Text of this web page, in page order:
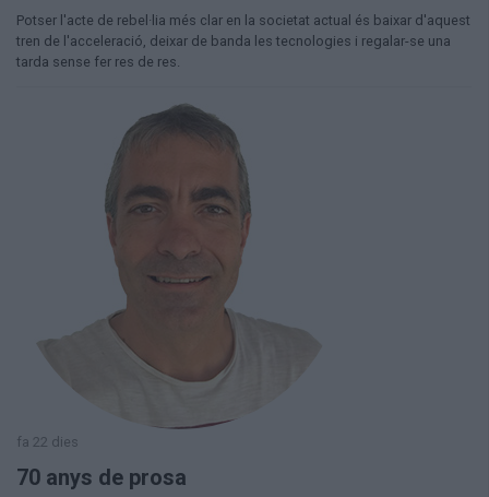
Potser l'acte de rebel·lia més clar en la societat actual és baixar d'aquest
tren de l'acceleració, deixar de banda les tecnologies i regalar-se una
tarda sense fer res de res.
fa 22 dies
70 anys de prosa